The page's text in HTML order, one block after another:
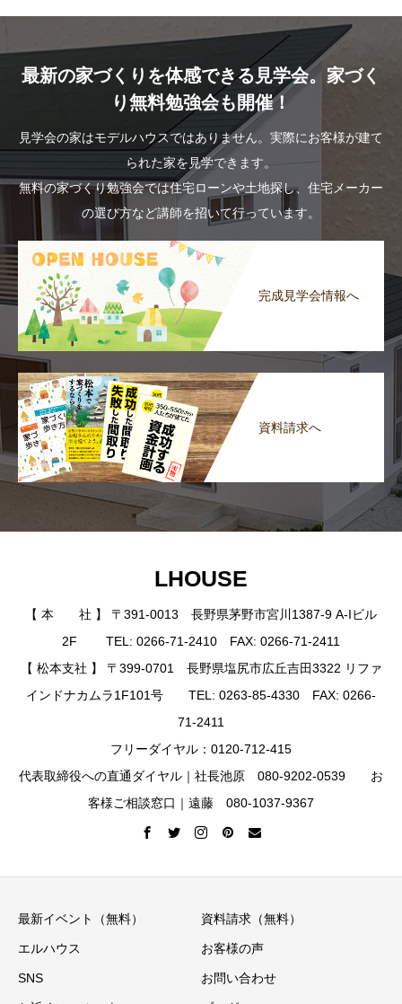
最新の家づくりを体感できる見学会。家づく
り無料勉強会も開催！
見学会の家はモデルハウスではありません。実際にお客様が建て
られた家を見学できます。
無料の家づくり勉強会では住宅ローンや土地探し、住宅メーカー
の選び方など講師を招いて行っています。
完成見学会情報へ
資料請求へ
LHOUSE
【 本 社 】 〒391-0013 長野県茅野市宮川1387-9 A-Iビル
2F TEL: 0266-71-2410 FAX: 0266-71-2411
【 松本支社 】 〒399-0701 長野県塩尻市広丘吉田3322 リファ
インドナカムラ1F101号 TEL: 0263-85-4330 FAX: 0266-
71-2411
フリーダイヤル：0120-712-415
代表取締役への直通ダイヤル｜社長池原 080-9202-0539 お
客様ご相談窓口｜遠藤 080-1037-9367
最新イベント（無料） 資料請求（無料）
エルハウス お客様の声
SNS お問い合わせ